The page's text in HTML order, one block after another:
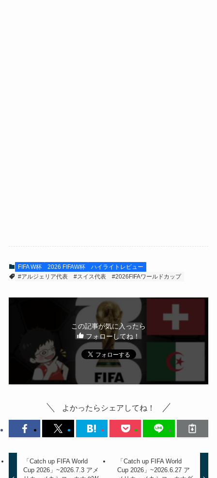
FIFA W杯 2026 FIFAW杯
ハイライトレビュー
#アルジェリア代表
#スイス代表 #2026FIFAワールドカップ
この記事が気に入ったら
フォローしてね！
よかったらシェアしてね！
「Catch up FIFA World
Cup 2026」~2026.7.3 アメ
「Catch up FIFA World
Cup 2026」~2026.6.27 ア